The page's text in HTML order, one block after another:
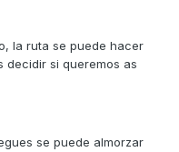
la ruta se puede hacer
decidir si queremos as
se puede almorzar